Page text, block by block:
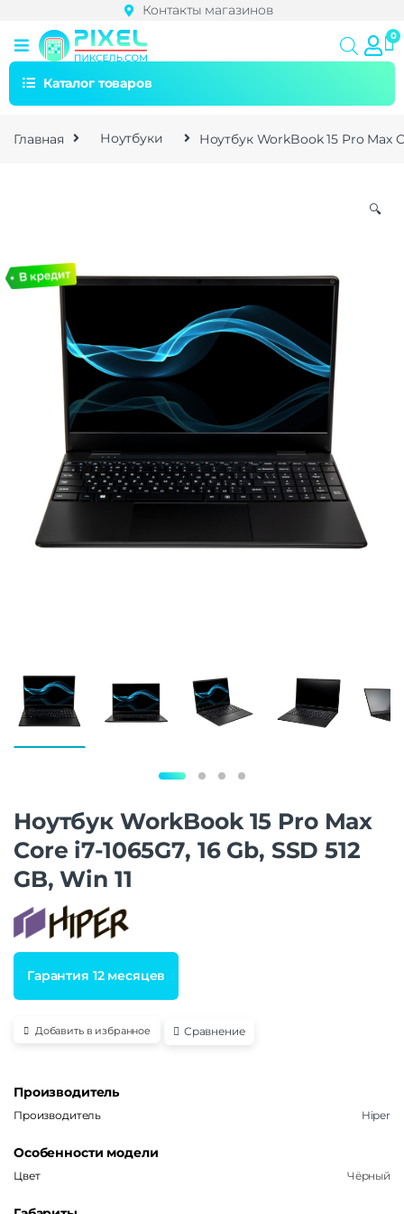
Контакты магазинов
Каталог товаров
Главная Ноутбуки Ноутбук WorkBook 15 Pro Max
🔍
Ноутбук WorkBook 15 Pro Max
Core i7-1065G7, 16 Gb, SSD 512
GB, Win 11
Гарантия 12 месяцев
Добавить в избранное Сравнение
Производитель
Производитель Hiper
Особенности модели
Цвет Чёрный